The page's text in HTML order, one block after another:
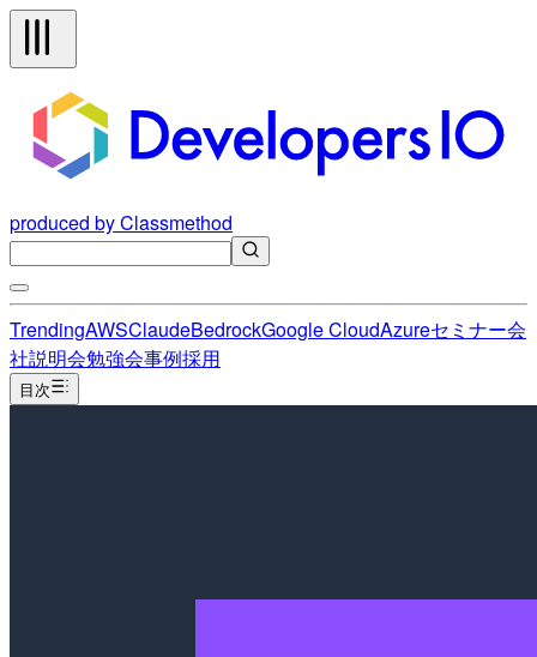
produced by Classmethod
TrendingAWSClaudeBedrockGoogle CloudAzureセミナー会
社説明会勉強会事例採用
目次